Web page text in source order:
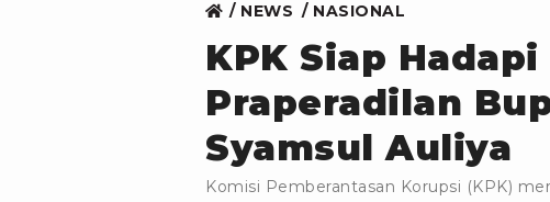
NEWS NASIONAL
KPK Siap
Praperadilan
Syamsul Auliya
Komisi Pemberantasan Korupsi (KPK)